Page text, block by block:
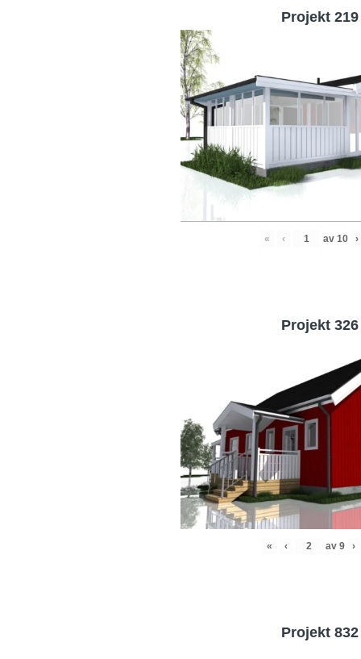
Projekt 219
« ‹ av 10 ›
Projekt 326
« ‹ av 9 ›
Projekt 832